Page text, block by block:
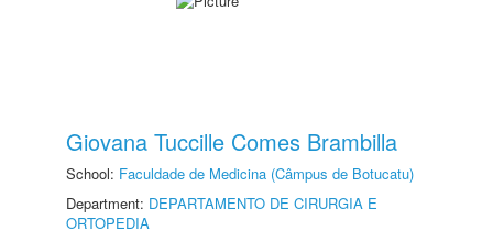
Giovana Tuccille Comes Brambilla
School: Faculdade de Medicina (Câmpus de Botucatu)
Department: DEPARTAMENTO DE CIRURGIA E
ORTOPEDIA